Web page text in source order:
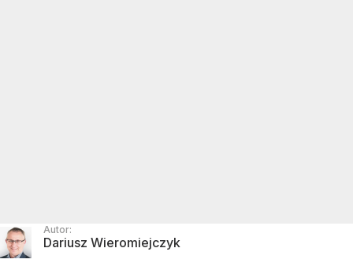
Autor:
Dariusz Wieromiejczyk